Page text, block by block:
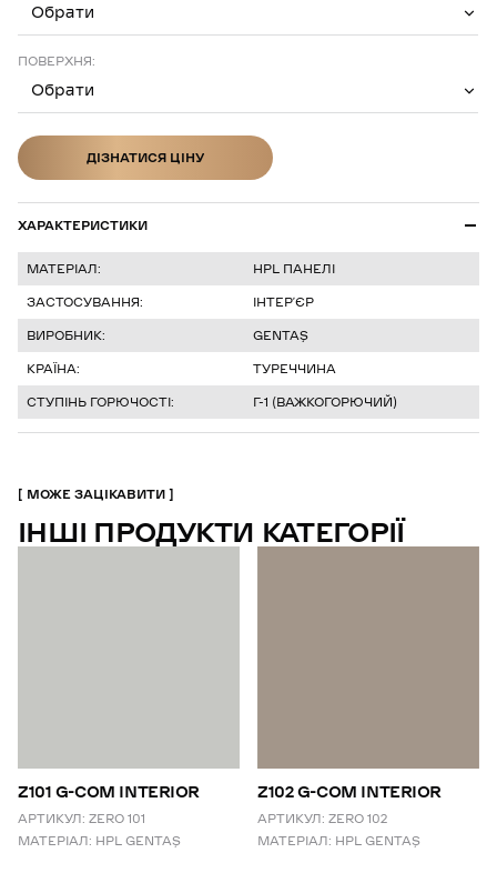
Обрати
ПОВЕРХНЯ:
Обрати
ДІЗНАТИСЯ ЦІНУ
ХАРАКТЕРИСТИКИ
МАТЕРІАЛ:
HPL ПАНЕЛІ
ЗАСТОСУВАННЯ:
ІНТЕР’ЄР
ВИРОБНИК:
GENTAŞ
КРАЇНА:
ТУРЕЧЧИНА
СТУПІНЬ ГОРЮЧОСТІ:
Г-1 (ВАЖКОГОРЮЧИЙ)
МОЖЕ ЗАЦІКАВИТИ
ІНШІ ПРОДУКТИ КАТЕГОРІЇ
Z101 G-COM INTERIOR
АРТИКУЛ: ZERO 101
МАТЕРІАЛ: HPL GENTAŞ
Z102 G-COM INTERIOR
АРТИКУЛ: ZERO 102
МАТЕРІАЛ: HPL GENTAŞ